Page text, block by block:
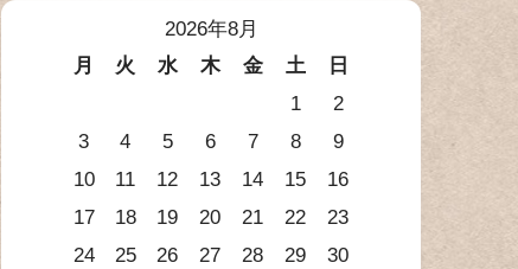
2026年8月
月
火 水 木 金 土
日
1
2
3
4 5 6 7 8
9
10
11 12 13 14 15
16
17
18 19 20 21 22
23
24
25 26 27 28 29
30